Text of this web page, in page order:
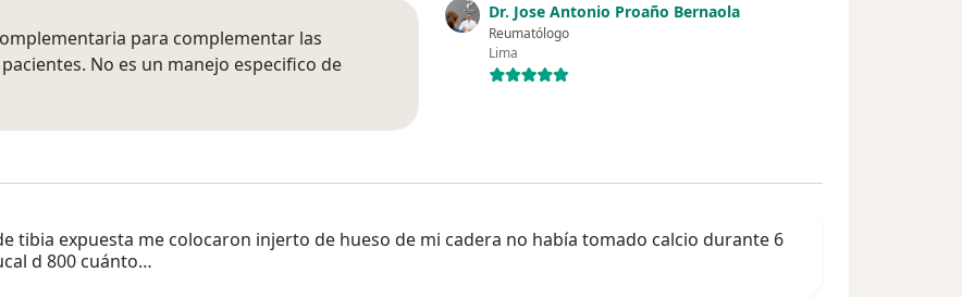
Dr. Jose Antonio Proaño Bernaola
Reumatólogo
Lima
para complementar las
No es un manejo especifico de
tibia expuesta me colocaron injerto de hueso de mi cadera no había tomado calcio durante 6
d 800 cuánto…